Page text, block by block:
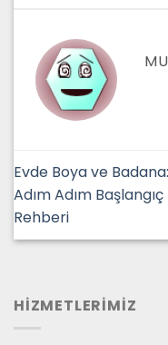
Evde Boya ve Badana:
Adım Adım Başlangıç
Rehberi
HİZMETLERİMİZ